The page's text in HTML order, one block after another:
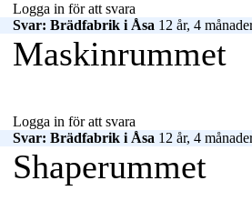
Logga in för att svara
Svar: Brädfabrik i Åsa 12 år, 4
Maskinrummet
Logga in för att svara
Svar: Brädfabrik i Åsa 12 år, 4
Shaperummet